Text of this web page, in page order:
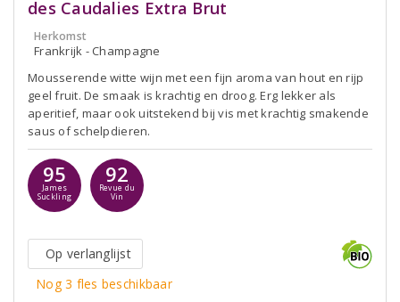
des Caudalies Extra Brut
Herkomst
Frankrijk - Champagne
Mousserende witte wijn met een fijn aroma van hout en rijp
geel fruit. De smaak is krachtig en droog. Erg lekker als
aperitief, maar ook uitstekend bij vis met krachtig smakende
saus of schelpdieren.
95
James
Suckling
92
Revue du
Vin
Op verlanglijst
Nog 3 fles beschikbaar